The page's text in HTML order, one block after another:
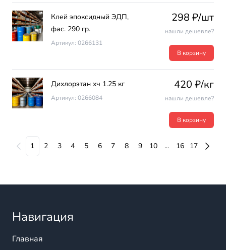
Клей эпоксидный ЭДП,
фас. 290 гр.
Артикул: 0266131
298 ₽/шт
нашли дешевле?
В корзину
Дихлорэтан хч 1.25 кг
Артикул: 0266084
420 ₽/кг
нашли дешевле?
В корзину
1 2 3 4 5 6 7 8 9 10 ... 16 17
Навигация
Главная